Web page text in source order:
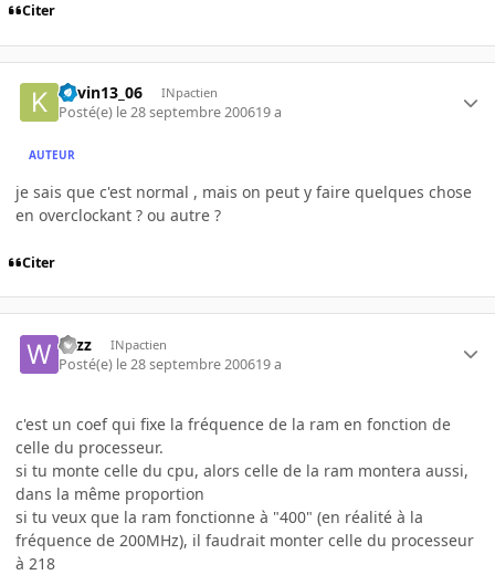
Citer
kevin13_06 INpactien
Posté(e) le 28 septembre 200619 a
AUTEUR
je sais que c'est normal , mais on peut y faire quelques chose
en overclockant ? ou autre ?
Citer
wizz INpactien
Posté(e) le 28 septembre 200619 a
c'est un coef qui fixe la fréquence de la ram en fonction de
celle du processeur.
si tu monte celle du cpu, alors celle de la ram montera aussi,
dans la même proportion
si tu veux que la ram fonctionne à "400" (en réalité à la
fréquence de 200MHz), il faudrait monter celle du processeur
à 218